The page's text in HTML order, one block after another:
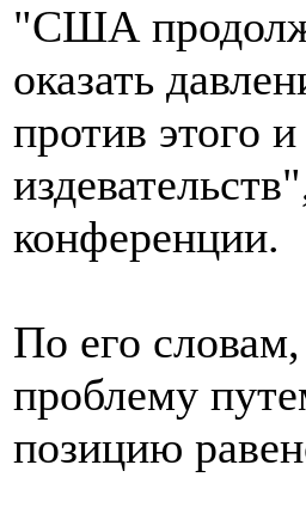
"США
оказать
против этого
конференции.
По его
проблему
позицию